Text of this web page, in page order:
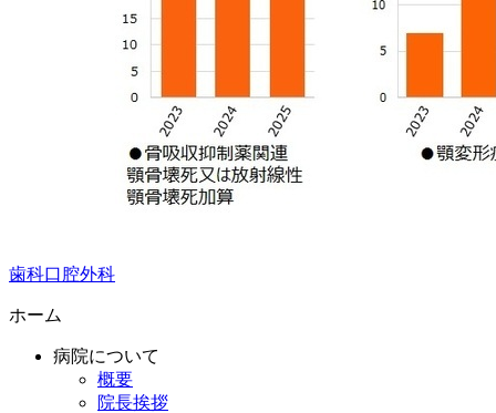
歯科口腔外科
ホーム
病院について
概要
院長挨拶